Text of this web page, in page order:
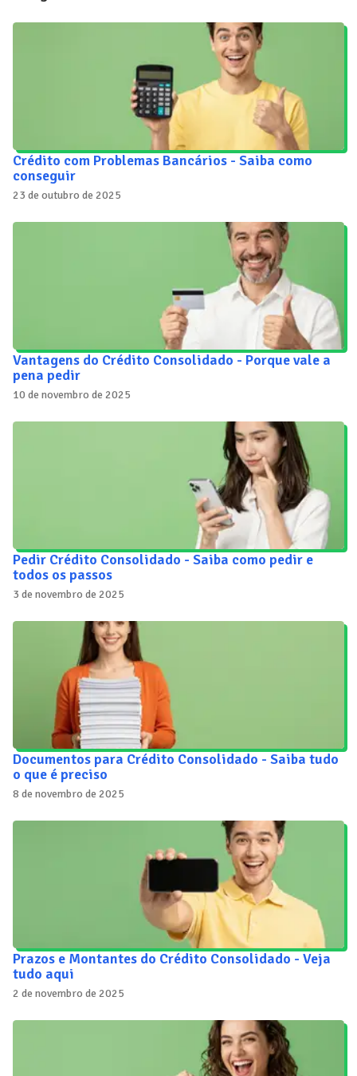
Crédito com Problemas Bancários - Saiba como
conseguir
23 de outubro de 2025
Vantagens do Crédito Consolidado - Porque vale a
pena pedir
10 de novembro de 2025
Pedir Crédito Consolidado - Saiba como pedir e
todos os passos
3 de novembro de 2025
Documentos para Crédito Consolidado - Saiba tudo
o que é preciso
8 de novembro de 2025
Prazos e Montantes do Crédito Consolidado - Veja
tudo aqui
2 de novembro de 2025